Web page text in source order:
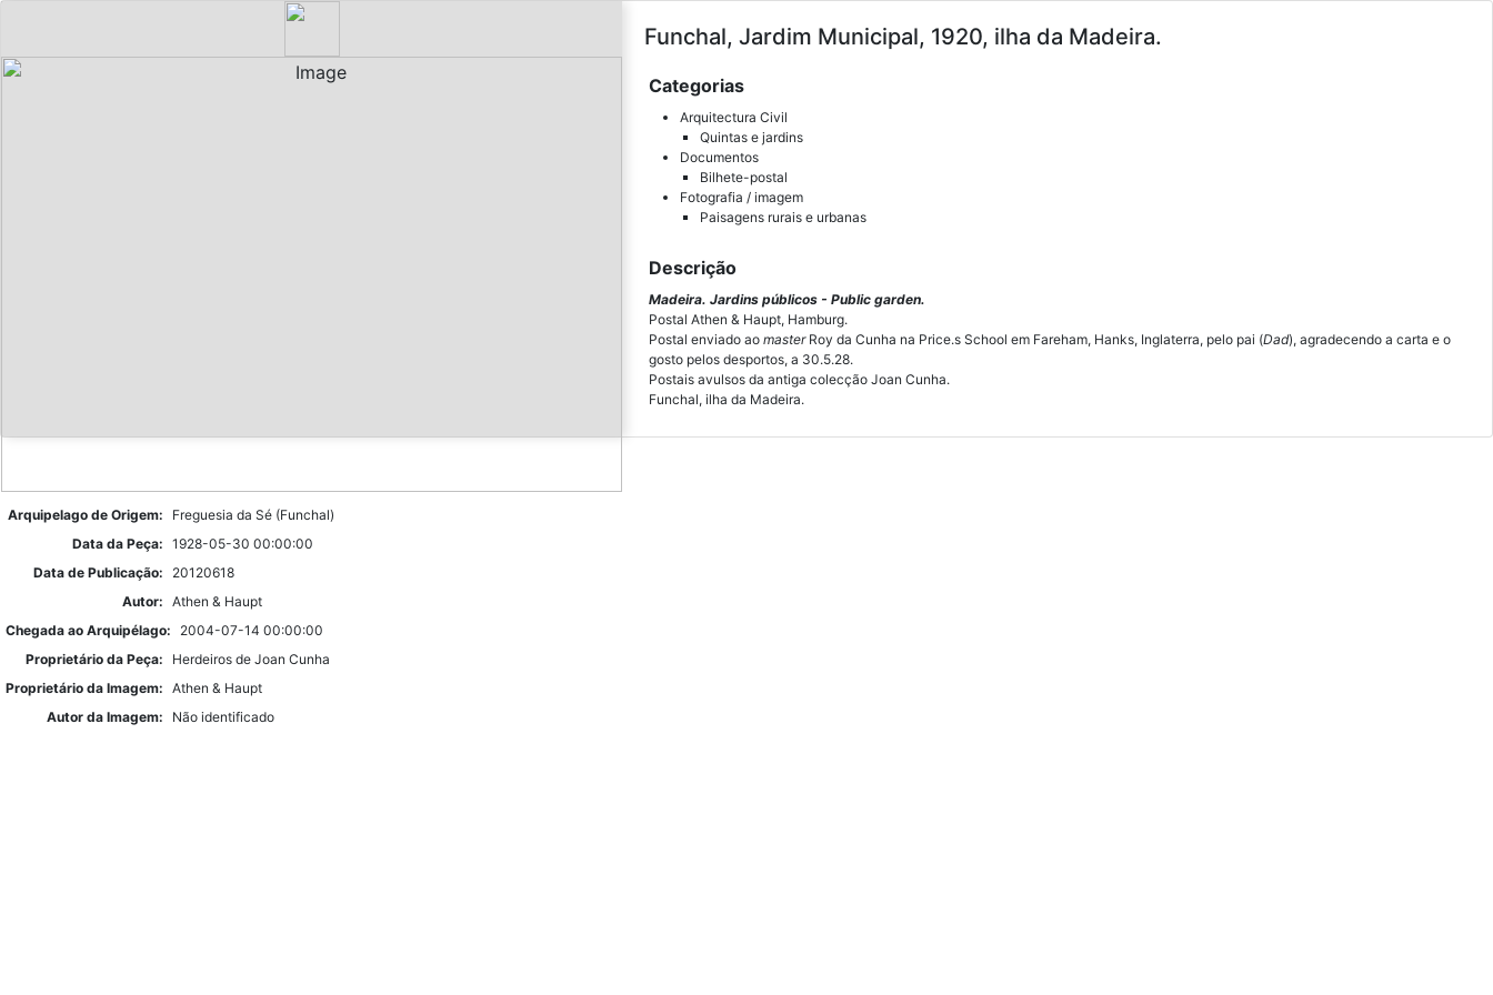
Arquipelago de Origem:
Freguesia da Sé (Funchal)
Data da Peça: 1928-05-30 00:00:00
Data de Publicação:
20120618
Autor: Athen & Haupt
Chegada ao Arquipélago:
2004-07-14 00:00:00
Proprietário da Peça:
Herdeiros de Joan Cunha
Proprietário da Imagem: Athen & Haupt
Autor da Imagem:
Não identificado
Funchal, Jardim Municipal, 1920, ilha da Madeira.
Categorias
Arquitectura Civil
Quintas e jardins
Documentos
Bilhete-postal
Fotografia / imagem
Paisagens rurais e urbanas
Descrição
Madeira. Jardins públicos - Public garden.
Postal Athen & Haupt, Hamburg.
Postal enviado aomasterRoy da Cunha na Price.s School em Fareham, Hanks, Inglaterra, pelo pai (Dad), agradecendo a carta e o
gosto pelos desportos, a 30.5.28.
Postais avulsos da antiga colecção Joan Cunha.
Funchal, ilha da Madeira.